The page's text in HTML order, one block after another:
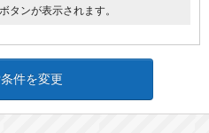
タンが表示されます。
件を変更